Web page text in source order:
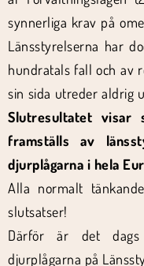
synnerliga krav på
Länsstyrelserna har
hundratals fall och av
sin sida utreder aldrig
Slutresultatet visar
framställs av
djurplågarna i hela
Alla normalt
slutsatser!
Därför är det
djurplågarna på